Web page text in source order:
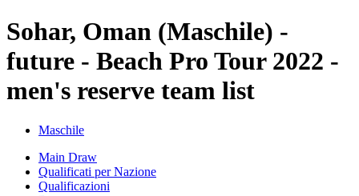
Sohar, Oman (Maschile) -
future - Beach Pro Tour 2022 -
men's reserve team list
Maschile
Main Draw
Qualificati per Nazione
Qualificazioni